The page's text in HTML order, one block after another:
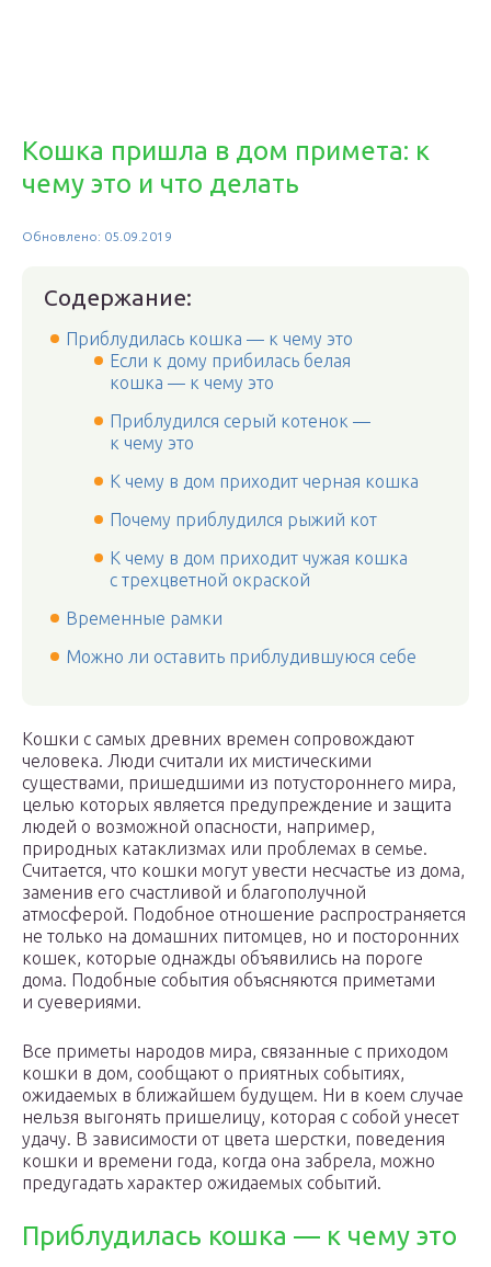
Кошка пришла в дом примета: к
чему это и что делать
Обновлено: 05.09.2019
Содержание:
Приблудилась кошка — к чему это
Если к дому прибилась белая
кошка — к чему это
Приблудился серый котенок —
к чему это
К чему в дом приходит черная кошка
Почему приблудился рыжий кот
К чему в дом приходит чужая кошка
с трехцветной окраской
Временные рамки
Можно ли оставить приблудившуюся себе
Кошки с самых древних времен сопровождают
человека. Люди считали их мистическими
существами, пришедшими из потустороннего мира,
целью которых является предупреждение и защита
людей о возможной опасности, например,
природных катаклизмах или проблемах в семье.
Считается, что кошки могут увести несчастье из дома,
заменив его счастливой и благополучной
атмосферой. Подобное отношение распространяется
не только на домашних питомцев, но и посторонних
кошек, которые однажды объявились на пороге
дома. Подобные события объясняются приметами
и суевериями.
Все приметы народов мира, связанные с приходом
кошки в дом, сообщают о приятных событиях,
ожидаемых в ближайшем будущем. Ни в коем случае
нельзя выгонять пришелицу, которая с собой унесет
удачу. В зависимости от цвета шерстки, поведения
кошки и времени года, когда она забрела, можно
предугадать характер ожидаемых событий.
Приблудилась кошка — к чему это